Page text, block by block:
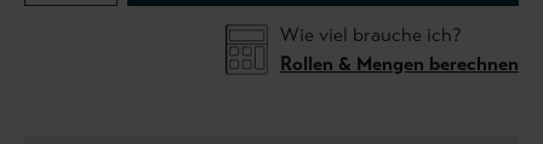
Wie viel brauche ich?
Rollen & Mengen berechnen